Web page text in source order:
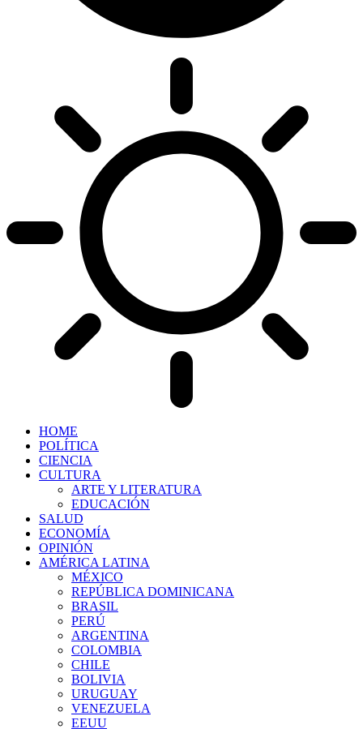
HOME
POLÍTICA
CIENCIA
CULTURA
ARTE Y LITERATURA
EDUCACIÓN
SALUD
ECONOMÍA
OPINIÓN
AMÉRICA LATINA
MÉXICO
REPÚBLICA DOMINICANA
BRASIL
PERÚ
ARGENTINA
COLOMBIA
CHILE
BOLIVIA
URUGUAY
VENEZUELA
EEUU